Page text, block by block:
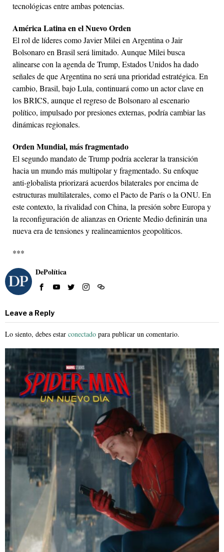
tecnológicas entre ambas potencias.
América Latina en el Nuevo Orden
El rol de líderes como Javier Milei en Argentina o Jair
Bolsonaro en Brasil será limitado. Aunque Milei busca
alinearse con la agenda de Trump, Estados Unidos ha dado
señales de que Argentina no será una prioridad estratégica. En
cambio, Brasil, bajo Lula, continuará como un actor clave en
los BRICS, aunque el regreso de Bolsonaro al escenario
político, impulsado por presiones externas, podría cambiar las
dinámicas regionales.
Orden Mundial, más fragmentado
El segundo mandato de Trump podría acelerar la transición
hacia un mundo más multipolar y fragmentado. Su enfoque
anti-globalista priorizará acuerdos bilaterales por encima de
estructuras multilaterales, como el Pacto de París o la ONU. En
este contexto, la rivalidad con China, la presión sobre Europa y
la reconfiguración de alianzas en Oriente Medio definirán una
nueva era de tensiones y realineamientos geopolíticos.
***
DePolítica
Leave a Reply
Lo siento, debes estar conectado para publicar un comentario.